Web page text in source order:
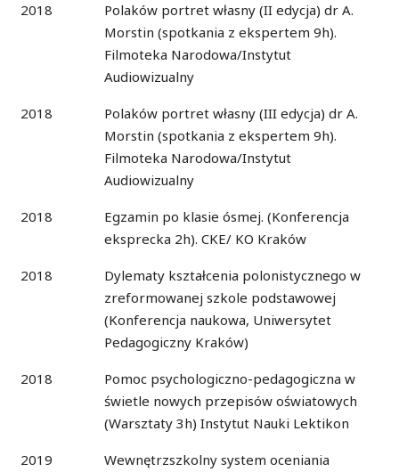
2018
Polaków portret własny (II edycja) dr A.
Morstin (spotkania z ekspertem 9h).
Filmoteka Narodowa/Instytut
Audiowizualny
2018
Polaków portret własny (III edycja) dr A.
Morstin (spotkania z ekspertem 9h).
Filmoteka Narodowa/Instytut
Audiowizualny
2018
Egzamin po klasie ósmej. (Konferencja
eksprecka 2h). CKE/ KO Kraków
2018
Dylematy kształcenia polonistycznego w
zreformowanej szkole podstawowej
(Konferencja naukowa, Uniwersytet
Pedagogiczny Kraków)
2018
Pomoc psychologiczno-pedagogiczna w
świetle nowych przepisów oświatowych
(Warsztaty 3h) Instytut Nauki Lektikon
2019
Wewnętrzszkolny system oceniania